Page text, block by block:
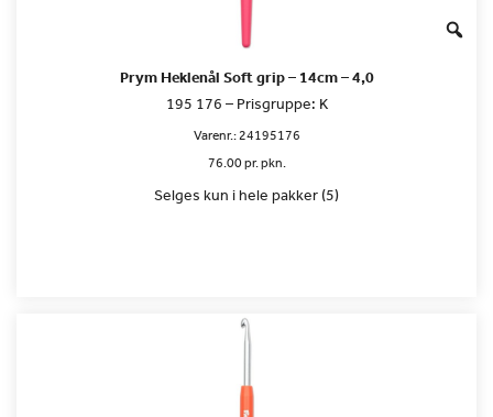
Prym Heklenål Soft grip – 14cm – 4,0
195 176 – Prisgruppe: K
Varenr.:24195176
76.00 pr. pkn.
Selges kun i hele pakker (5)